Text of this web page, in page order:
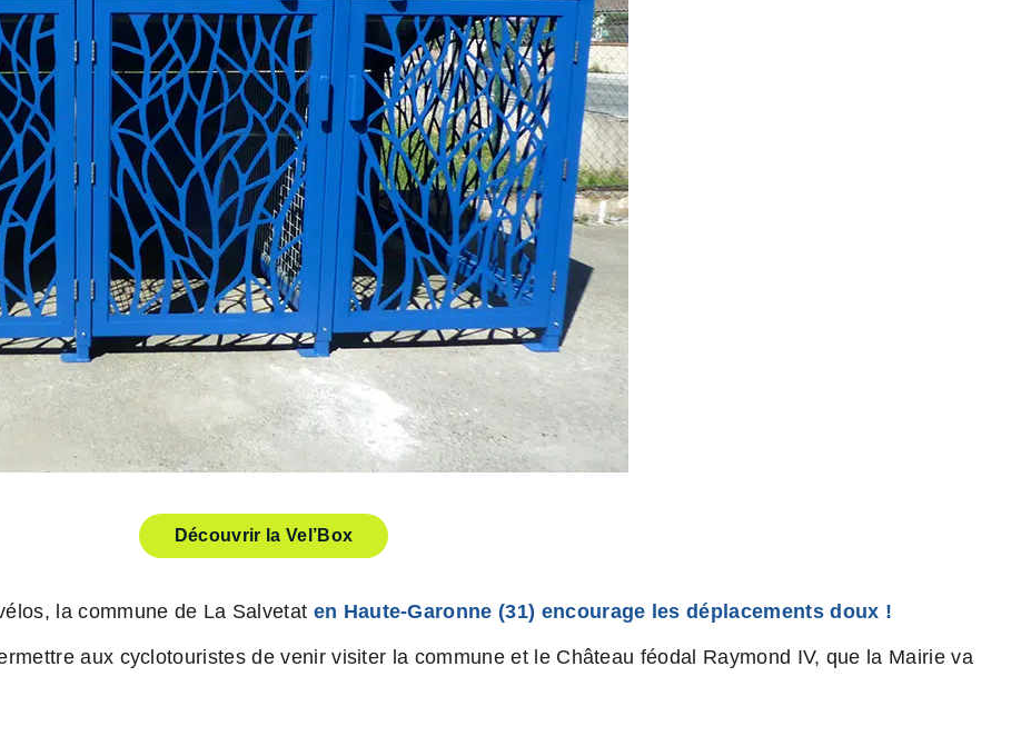
Découvrir la Vel’Box
la commune de La Salvetat en Haute-Garonne (31) encourage les déplacements doux !
aux cyclotouristes de venir visiter la commune et le Château féodal Raymond IV, que la Mairie va